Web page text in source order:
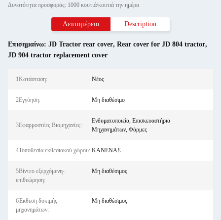
Δυνατότητα προσφοράς: 1000 κουτιά/κουτιά την ημέρα
Λεπτομέρεια Description
Επισημαίνω: JD Tractor rear cover, Rear cover for JD 804 tractor,
JD 904 tractor replacement cover
1Κατάσταση: Νέος
2Εγγύηση: Μη διαθέσιμο
3Εφαρμοστέες Βιομηχανίες:
Ενδυματοποιεία, Επισκευαστήρια
Μηχανημάτων, Φάρμες
4Τοποθεσία εκθεσιακού χώρου: ΚΑΝΕΝΑΣ
5Βίντεο εξερχόμενη-
επιθεώρηση:
Μη διαθέσιμος
6Έκθεση δοκιμής
μηχανημάτων:
Μη διαθέσιμος